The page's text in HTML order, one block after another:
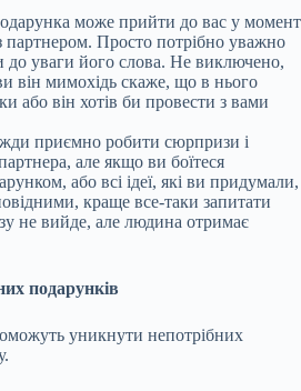
може прийти до вас у момент
партнером. Просто потрібно уважно
до уваги його слова. Не виключено,
він мимохідь скаже, що в нього
або він хотів би провести з вами
приємно робити сюрпризи і
але якщо ви боїтеся
або всі ідеї, які ви придумали,
краще все-таки запитати
не вийде, але людина отримає
подарунків
уникнути непотрібних